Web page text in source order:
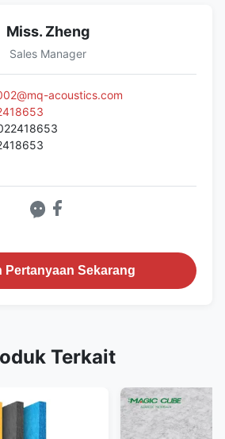
Miss. Zheng
Sales Manager
acoustics.com
Pertanyaan Sekarang
Terkait